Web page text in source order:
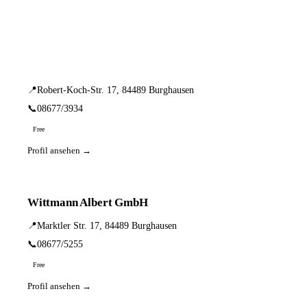
📍Robert-Koch-Str. 17, 84489 Burghausen
📞08677/3934
Free
Profil ansehen →
Wittmann Albert GmbH
📍Marktler Str. 17, 84489 Burghausen
📞08677/5255
Free
Profil ansehen →